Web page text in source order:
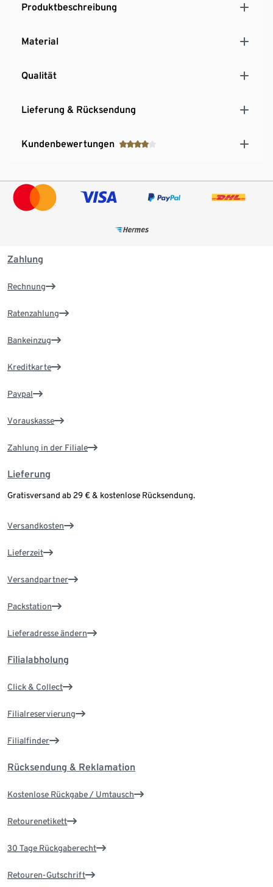
Produktbeschreibung
Material
Qualität
Lieferung & Rücksendung
Kundenbewertungen
Zahlung
Rechnung
Ratenzahlung
Bankeinzug
Kreditkarte
Paypal
Vorauskasse
Zahlung in der Filiale
Lieferung
Gratisversand ab 29 € & kostenlose Rücksendung.
Versandkosten
Lieferzeit
Versandpartner
Packstation
Lieferadresse ändern
Filialabholung
Click & Collect
Filialreservierung
Filialfinder
Rücksendung & Reklamation
Kostenlose Rückgabe / Umtausch
Retourenetikett
30 Tage Rückgaberecht
Retouren-Gutschrift